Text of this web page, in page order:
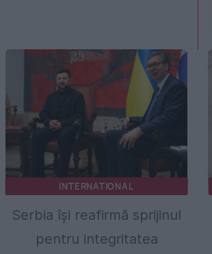
INTERNATIONAL
Serbia își reafirmă sprijinul
pentru integritatea